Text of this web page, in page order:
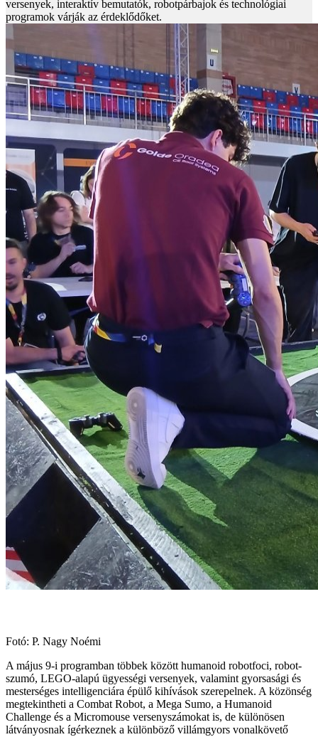
versenyek, interaktív bemutatók, robotpárbajok és technológiai
programok várják az érdeklődőket.
Fotó: P. Nagy Noémi
A május 9-i programban többek között humanoid robotfoci, robot-
szumó, LEGO-alapú ügyességi versenyek, valamint gyorsasági és
mesterséges intelligenciára épülő kihívások szerepelnek. A közönség
megtekintheti a Combat Robot, a Mega Sumo, a Humanoid
Challenge és a Micromouse versenyszámokat is, de különösen
látványosnak ígérkeznek a különböző villámgyors vonalkövető